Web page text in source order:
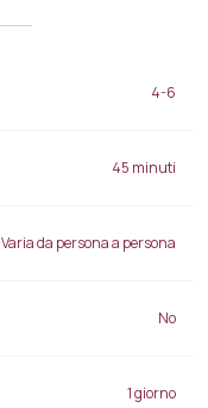
4-6
45 minuti
Varia da persona a persona
No
1 giorno